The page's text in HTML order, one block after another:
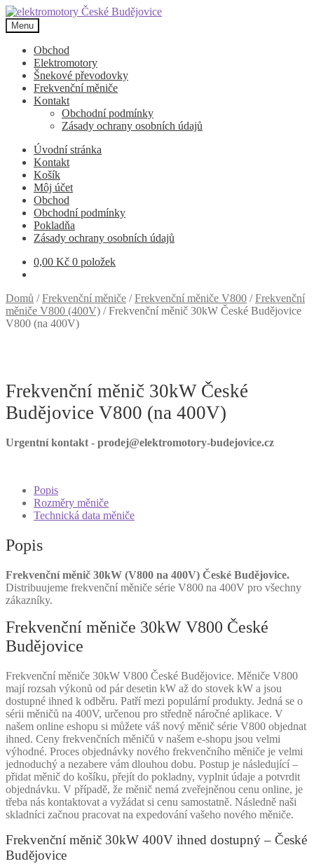
Přeskočit
na
navigaci
Přejít
k
obsahu
webu
Menu
Obchod
Elektromotory
Šnekové převodovky
Frekvenční měniče
Kontakt
Obchodní podmínky
Zásady ochrany osobních údajů
Úvodní stránka
Kontakt
Košík
Môj účet
Obchod
Obchodní podmínky
Pokladňa
Zásady ochrany osobních údajů
0,00 Kč 0 položek
Domů /Frekvenční měniče /Frekvenční měniče V800 /Frekvenční
měniče V800 (400V) /Frekvenční měnič 30kW České Budějovice
V800 (na 400V)
Frekvenční měnič 30kW České
Budějovice V800 (na 400V)
Urgentní kontakt - prodej@elektromotory-budejovice.cz
Popis
Rozměry měniče
Technická data měniče
Popis
Frekvenční měnič 30kW (V800 na 400V) České Budějovice.
Distribuujeme frekvenční měniče série V800 na 400V pro všechny
zákazníky.
Frekvenční měniče 30kW V800 České
Budějovice
Frekvenční měniče 30kW V800 České Budějovice. Měniče V800
mají rozsah výkonů od pár desetin kW až do stovek kW a jsou
dostupné ihned k odběru. Patří mezi populární produkty. Jedná se o
sérii měničů na 400V, určenou pro středně náročné aplikace. V
našem online eshopu si můžete váš nový měnič série V800 objednat
ihned. Ceny frekvenčních měničů v našem e-shopu jsou velmi
výhodné. Proces objednávky nového frekvenčního měniče je velmi
jednoduchý a nezabere vám dlouhou dobu. Postup je následující –
přidat měnič do košíku, přejít do pokladny, vyplnit údaje a potvrdit
objednávku. V případě, že měnič nemá zveřejněnou cenu online, je
třeba nás kontaktovat a vyžádat si cenu samostatně. Následně naši
skladníci začnou pracovat na expedování vašeho nového měniče.
Frekvenční měnič 30kW 400V ihned dostupný – České
Budějovice